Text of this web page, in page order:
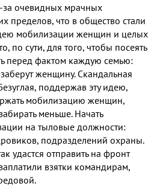
за очевидных мрачных
пределов, что в общество стали
мобилизации женщин и целых
по сути, для того, чтобы посеять
перед фактом каждую семью:
женщину. Скандальная
поддержав эту идею,
мобилизацию женщин,
меньше. Начать
на тыловые должности:
подразделений охраны.
удастся отправить на фронт
взятки командирам,